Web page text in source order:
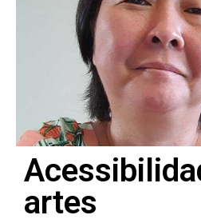
artes